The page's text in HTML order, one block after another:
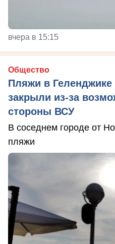
вчера в 15:15
Общество
Пляжи в Геленджике
закрыли из-за
стороны ВСУ
В соседнем городе от
пляжи